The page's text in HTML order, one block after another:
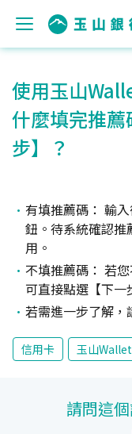
使用玉山
什麼填完推
步】？
有填推薦碼： 輸
鈕。待系統確認推
用。
不填推薦碼： 若
可直接點選【下一
若需進一步了解
信用卡 玉山Wallet
請問這